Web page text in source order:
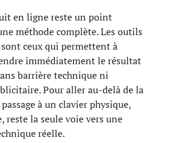
en ligne reste un point
méthode complète. Les outils
ceux qui permettent à
immédiatement le résultat
barrière technique ni
Pour aller au-delà de la
à un clavier physique,
reste la seule voie vers une
réelle.